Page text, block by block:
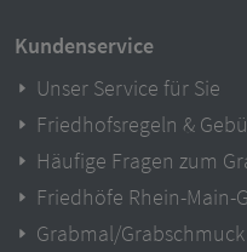
Kundenservice
Unser Service für Sie
Friedhofsregeln &
Häufige Fragen zum
Friedhöfe Rhein-Main-
Grabmal/